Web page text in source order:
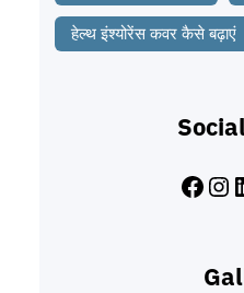
हेल्थ इंश्योरेंस कवर कैसे बढ़ाएं
Facebook Instagram